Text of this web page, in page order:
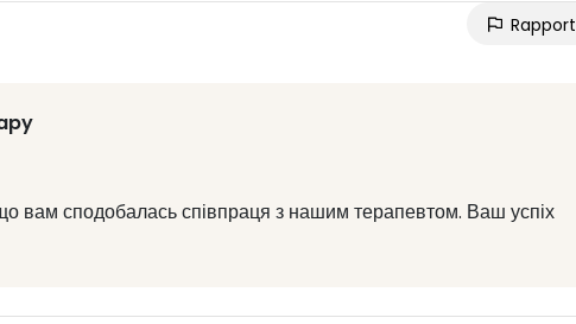
Rapport
вам сподобалась співпраця з нашим терапевтом. Ваш успіх